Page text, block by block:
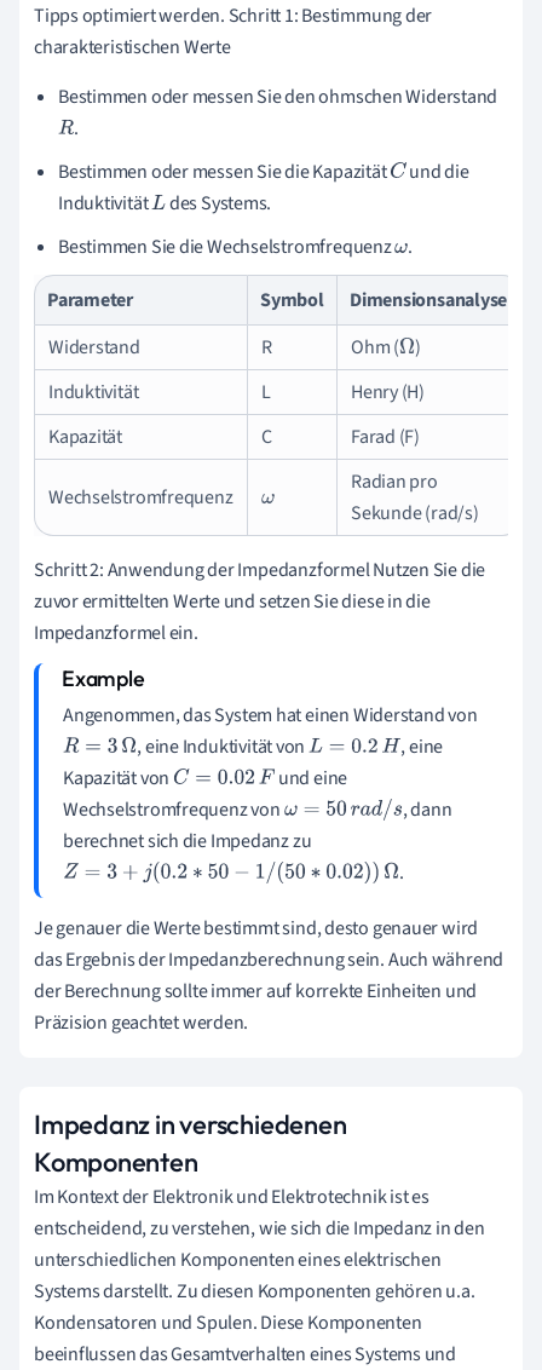
Tipps optimiert werden. Schritt 1: Bestimmung der
charakteristischen Werte
Bestimmen oder messen Sie den ohmschen Widerstand
R .
Bestimmen oder messen Sie die KapazitätC und die
InduktivitätL des Systems.
Bestimmen Sie die Wechselstromfrequenzω.
Parameter
Symbol
Dimensionsanalyse
Widerstand
R Ohm (Ω)
Induktivität
L
Henry (H)
Kapazität
C Farad (F)
Wechselstromfrequenz ω
Radian pro
Sekunde (rad/s)
Schritt 2: Anwendung der Impedanzformel Nutzen Sie die
zuvor ermittelten Werte und setzen Sie diese in die
Impedanzformel ein.
Angenommen, das System hat einen Widerstand von
R= 3Ω , eine Induktivität vonL= 0.2 H
, eine
Kapazität von C= 0.02F
und eine
Wechselstromfrequenz vonω=50 rad/s
, dann
berechnet sich die Impedanz zu
Z= 3+ (0.2∗50−1 /(50∗ 0.02))Ω .
Je genauer die Werte bestimmt sind, desto genauer wird
das Ergebnis der Impedanzberechnung sein. Auch während
der Berechnung sollte immer auf korrekte Einheiten und
Präzision geachtet werden.
Impedanz in verschiedenen
Komponenten
Im Kontext der Elektronik und Elektrotechnik ist es
entscheidend, zu verstehen, wie sich die Impedanz in den
unterschiedlichen Komponenten eines elektrischen
Systems darstellt. Zu diesen Komponenten gehören u.a.
Kondensatoren und Spulen. Diese Komponenten
beeinflussen das Gesamtverhalten eines Systems und